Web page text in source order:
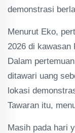
demonstrasi
Menurut Eko,
2026 di kawasan
Dalam
ditawari uang
lokasi
Tawaran itu,
Masih pada hari